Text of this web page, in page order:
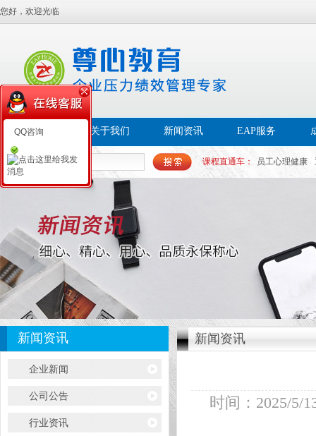
您好，欢迎光临
首页 关于我们 新闻资讯 EAP服务
课程直通车： 员工心理健康
帮扶EAP
员工幸福感
白领
新闻资讯
企业新闻
公司公告
行业资讯
新闻资讯
时间：2025/5/
QQ咨询